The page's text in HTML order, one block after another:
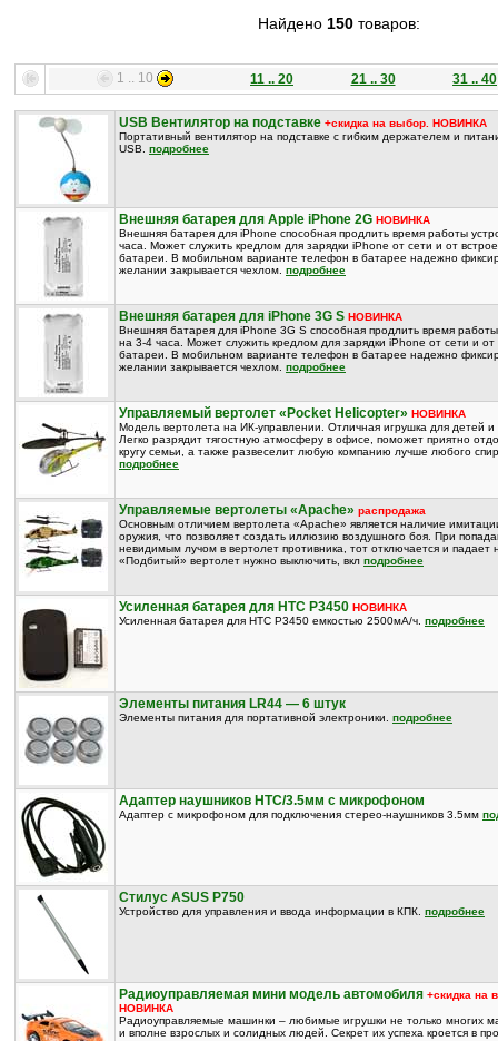
Найдено 150товаров:
1 .. 10 11 .. 20 21 .. 30 31 .. 40
USB Вентилятор на подставке +скидка на выбор. НОВИНКА
Портативный вентилятор на подставке с гибким держателем и
USB. подробнее
Внешняя батарея для Apple iPhone 2G НОВИНКА
Внешняя батарея для iPhone способная продлить время работы
часа. Может служить кредлом для зарядки iPhone от сети и от
батареи. В мобильном варианте телефон в батарее надежно
желании закрывается чехлом. подробнее
Внешняя батарея для iPhone 3G S НОВИНКА
Внешняя батарея для iPhone 3G S способная продлить время работы
на 3-4 часа. Может служить кредлом для зарядки iPhone от сети и от
батареи. В мобильном варианте телефон в батарее надежно
желании закрывается чехлом. подробнее
Управляемый вертолет «Pocket Helicopter» НОВИНКА
Модель вертолета на ИК-управлении. Отличная игрушка для детей и
Легко разрядит тягостную атмосферу в офисе, поможет приятно
кругу семьи, а также развеселит любую компанию лучше любого
подробнее
Управляемые вертолеты «Apache» распродажа
Основным отличием вертолета «Apache» является наличие
оружия, что позволяет создать иллюзию воздушного боя. При
невидимым лучом в вертолет противника, тот отключается и падает
«Подбитый» вертолет нужно выключить, вкл подробнее
Усиленная батарея для HTC P3450 НОВИНКА
Усиленная батарея для HTC P3450 емкостью 2500мА/ч. подробнее
Элементы питания LR44 — 6 штук
Элементы питания для портативной электроники. подробнее
Адаптер наушников HTC/3.5мм с микрофоном
Адаптер с микрофоном для подключения стерео-наушников 3.5мм
Стилус ASUS P750
Устройство для управления и ввода информации в КПК. подробнее
Радиоуправляемая мини модель автомобиля +скидка на
НОВИНКА
Радиоуправляемые машинки – любимые игрушки не только многих
и вполне взрослых и солидных людей. Секрет их успеха кроется в